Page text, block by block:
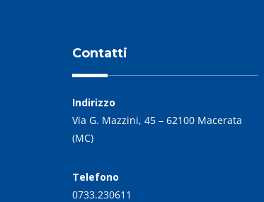
Contatti
Indirizzo
Via G. Mazzini, 45 – 62100 Macerata
(MC)
Telefono
0733.230611